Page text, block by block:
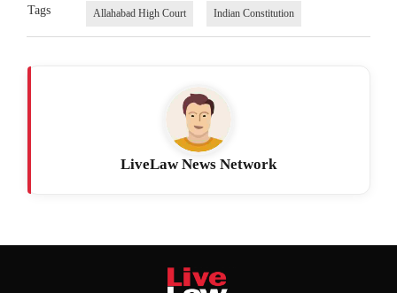
Tags Allahabad High Court Indian Constitution
LiveLaw News Network